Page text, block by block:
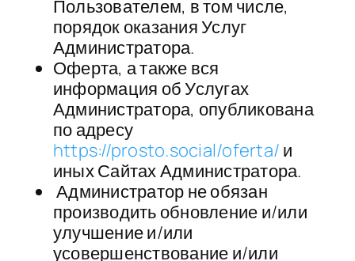
Пользователем, в том числе,
порядок оказания Услуг
Администратора.
​Оферта, а также вся
информация об Услугах
Администратора, опубликована
по адресу
https://prosto.social/oferta/ ​и​
иных Сайтах Администратора.
​ Администратор не обязан
производить обновление и/или
улучшение и/или
усовершенствование и/или